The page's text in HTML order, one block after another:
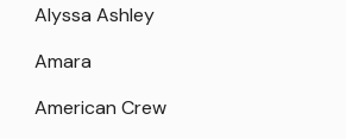
Alyssa Ashley
Amara
American Crew